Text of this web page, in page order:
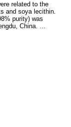
related to the
and soya lecithin.
purity) was
China. ...